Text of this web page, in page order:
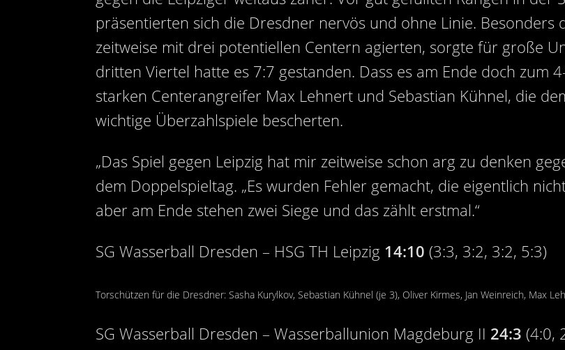
präsentierten sich die Dresdner nervös und ohne Linie. Besonders
zeitweise mit drei potentiellen Centern agierten, sorgte für große
dritten Viertel hatte es 7:7 gestanden. Dass es am Ende doch zum
starken Centerangreifer Max Lehnert und Sebastian Kühnel, die
wichtige Überzahlspiele bescherten.
„Das Spiel gegen Leipzig hat mir zeitweise schon arg zu denken
dem Doppelspieltag. „Es wurden Fehler gemacht, die eigentlich
aber am Ende stehen zwei Siege und das zählt erstmal.“
SG Wasserball Dresden – HSG TH Leipzig 14:10 (3:3, 3:2, 3:2, 5:3)
Torschützen für die Dresdner: Sasha Kurylkov, Sebastian Kühnel (je 3), Oliver Kirmes, Jan Weinreich, Max
SG Wasserball Dresden – Wasserballunion Magdeburg II 24:3 (4:0,